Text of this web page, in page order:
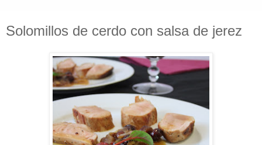
Solomillos de cerdo con salsa de jerez